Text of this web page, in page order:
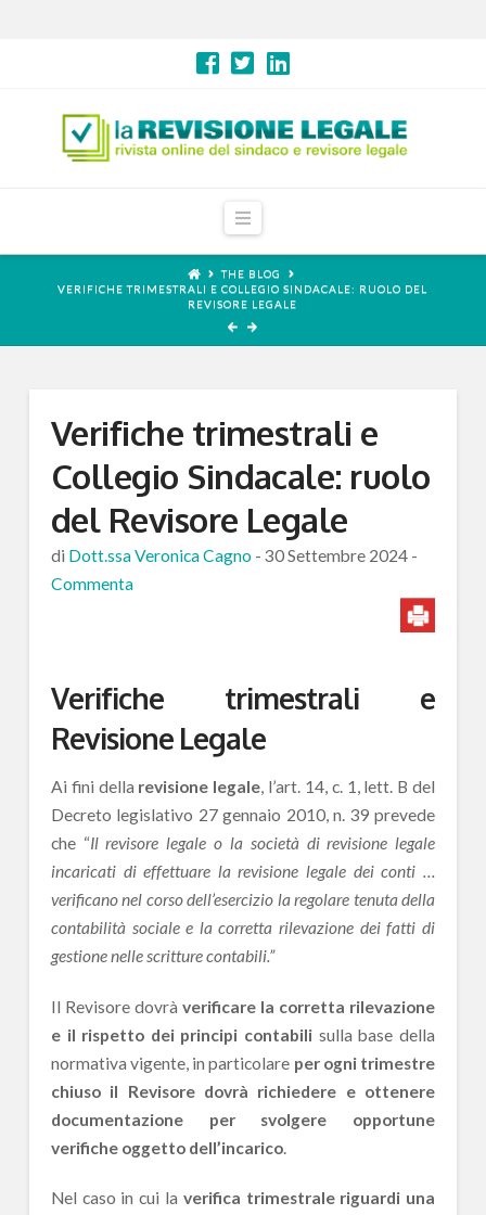
Navigation
THE BLOG
VERIFICHE TRIMESTRALI E COLLEGIO SINDACALE: RUOLO DEL
REVISORE LEGALE
Verifiche trimestrali e
Collegio Sindacale: ruolo
del Revisore Legale
di Dott.ssa Veronica Cagno - 30 Settembre 2024-
Commenta
Verifiche trimestrali e
Revisione Legale
Ai fini della revisione legale, l’art. 14, c. 1, lett. B del
Decreto legislativo 27 gennaio 2010, n. 39 prevede
che “Il revisore legale o la società di revisione legale
incaricati di effettuare la revisione legale dei conti …
verificano nel corso dell’esercizio la regolare tenuta della
contabilità sociale e la corretta rilevazione dei fatti di
gestione nelle scritture contabili.”
Il Revisore dovrà verificare la corretta rilevazione
e il rispetto dei principi contabili sulla base della
normativa vigente, in particolare per ogni trimestre
chiuso il Revisore dovrà richiedere e ottenere
documentazione per svolgere opportune
verifiche oggetto dell’incarico.
Nel caso in cui la verifica trimestrale riguardi una